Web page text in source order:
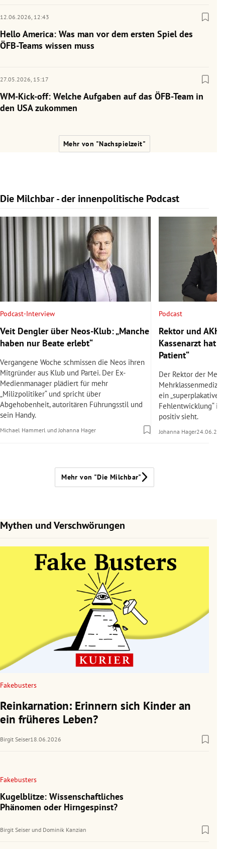
12.06.2026, 12:43
Hello America: Was man vor dem ersten Spiel des
ÖFB-Teams wissen muss
27.05.2026, 15:17
WM-Kick-off: Welche Aufgaben auf das ÖFB-Team in
den USA zukommen
Mehr von "Nachspielzeit"
Die Milchbar - der innenpolitische Podcast
Slide 1 von 9
Podcast-Interview
Veit Dengler über Neos-Klub: „Manche
haben nur Beate erlebt“
Vergangene Woche schmissen die Neos ihren
Mitgründer aus Klub und Partei. Der Ex-
Medienmanager plädiert für mehr
„Milizpolitiker“ und spricht über
Abgehobenheit, autoritären Führungsstil und
sein Handy.
Michael Hammerl und Johanna Hager
Podcast
Rektor und
Kassenarzt hat
Patient“
Der Rektor der
ein
Fehlentwicklung“
positiv sieht.
Johanna Hager
Mehr von "Die Milchbar"
Mythen und Verschwörungen
Fakebusters
Reinkarnation: Erinnern sich Kinder an
ein früheres Leben?
Birgit Seiser18.06.2026
Fakebusters
Kugelblitze: Wissenschaftliches
Phänomen oder Hirngespinst?
Birgit Seiser und Dominik Kanzian